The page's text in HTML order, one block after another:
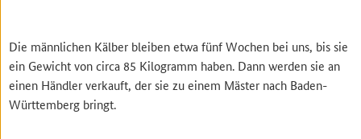
Die männlichen Kälber bleiben etwa fünf Wochen bei uns, bis sie
ein Gewicht von circa 85 Kilogramm haben. Dann werden sie an
einen Händler verkauft, der sie zu einem Mäster nach Baden-
Württemberg bringt.